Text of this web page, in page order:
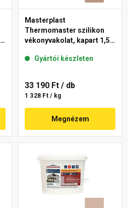
Masterplast
Thermomaster szilikon
vékonyvakolat, kapart 1,5
Gyártói készleten
33 190 Ft / db
1 328 Ft / kg
Megnézem